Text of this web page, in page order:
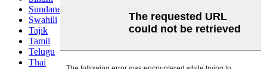
Sundanese
Swahili
Tajik
Tamil
Telugu
Thai